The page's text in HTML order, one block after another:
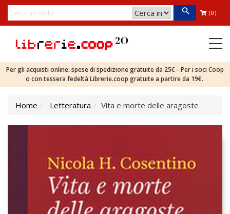
(0)
Per gli acquisti online: spese di spedizione gratuite da 25€ - Per i soci Coop
o con tessera fedeltà Librerie.coop gratuite a partire da 19€.
Home Letteratura Vita e morte delle aragoste